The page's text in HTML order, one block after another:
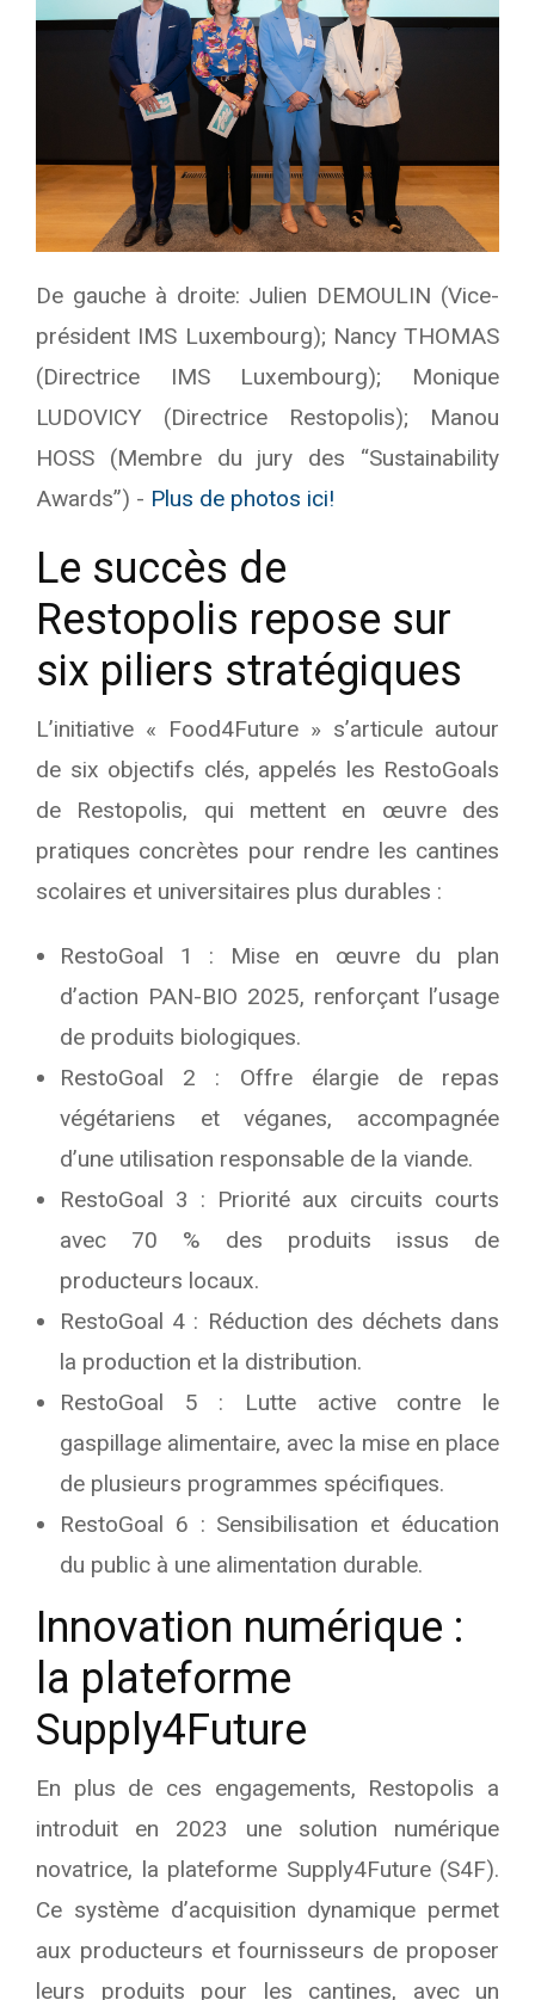
De gauche à droite: Julien DEMOULIN (Vice-
président IMS Luxembourg); Nancy THOMAS
(Directrice IMS Luxembourg); Monique
LUDOVICY (Directrice Restopolis); Manou
HOSS (Membre du jury des “Sustainability
Awards”) - Plus de photos ici!
Le succès de
Restopolis repose sur
six piliers stratégiques
L’initiative « Food4Future » s’articule autour
de six objectifs clés, appelés les RestoGoals
de Restopolis, qui mettent en œuvre des
pratiques concrètes pour rendre les cantines
scolaires et universitaires plus durables :
RestoGoal 1 : Mise en œuvre du plan
d’action PAN-BIO 2025, renforçant l’usage
de produits biologiques.
RestoGoal 2 : Offre élargie de repas
végétariens et véganes, accompagnée
d’une utilisation responsable de la viande.
RestoGoal 3 : Priorité aux circuits courts
avec 70 % des produits issus de
producteurs locaux.
RestoGoal 4 : Réduction des déchets dans
la production et la distribution.
RestoGoal 5 : Lutte active contre le
gaspillage alimentaire, avec la mise en place
de plusieurs programmes spécifiques.
RestoGoal 6 : Sensibilisation et éducation
du public à une alimentation durable.
Innovation numérique :
la plateforme
Supply4Future
En plus de ces engagements, Restopolis a
introduit en 2023 une solution numérique
novatrice, la plateforme Supply4Future (S4F).
Ce système d’acquisition dynamique permet
aux producteurs et fournisseurs de proposer
leurs produits pour les cantines, avec un